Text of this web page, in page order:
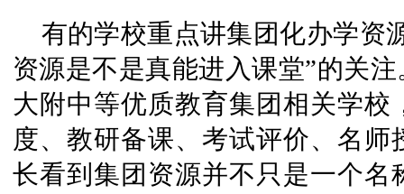
有的学校重点讲集团化办学资
资源是不是真能进入课堂”的关
大附中等优质教育集团相关学
度、教研备课、考试评价、名
长看到集团资源并不只是一个